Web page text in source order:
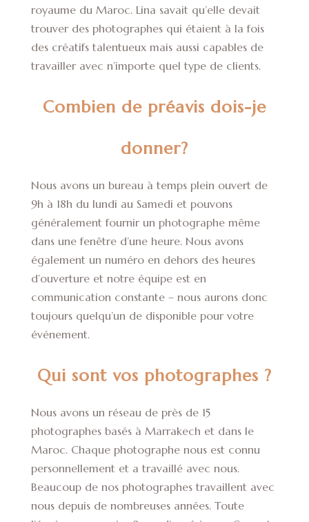
royaume du Maroc. Lina savait qu’elle devait
trouver des photographes qui étaient à la fois
des créatifs talentueux mais aussi capables de
travailler avec n’importe quel type de clients.
Combien de préavis dois-je
donner?
Nous avons un bureau à temps plein ouvert de
9h à 18h du lundi au Samedi et pouvons
généralement fournir un photographe même
dans une fenêtre d’une heure. Nous avons
également un numéro en dehors des heures
d’ouverture et notre équipe est en
communication constante – nous aurons donc
toujours quelqu’un de disponible pour votre
événement.
Qui sont vos photographes ?
Nous avons un réseau de près de 15
photographes basés à Marrakech et dans le
Maroc. Chaque photographe nous est connu
personnellement et a travaillé avec nous.
Beaucoup de nos photographes travaillent avec
nous depuis de nombreuses années. Toute